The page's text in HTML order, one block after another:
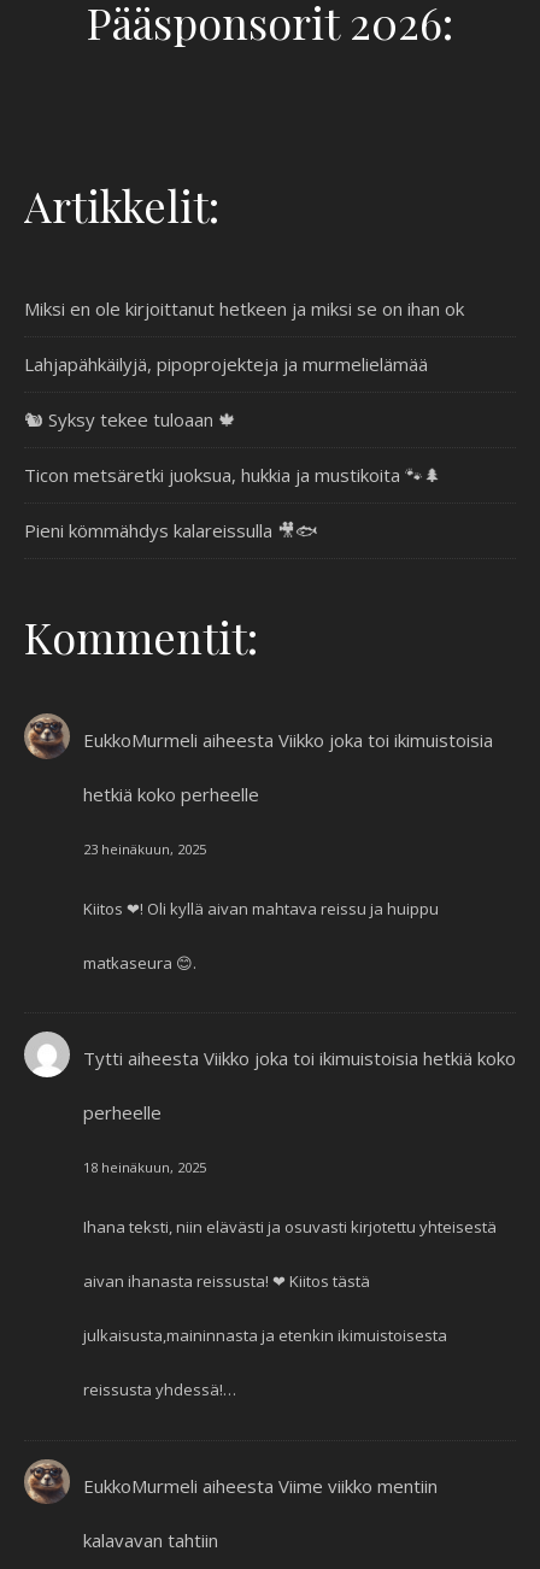
Pääsponsorit 2026:
Artikkelit:
Miksi en ole kirjoittanut hetkeen ja miksi se on ihan ok
Lahjapähkäilyjä, pipoprojekteja ja murmelielämää
🐿️ Syksy tekee tuloaan 🍁
Ticon metsäretki juoksua, hukkia ja mustikoita 🐾🌲
Pieni kömmähdys kalareissulla 🎥🐟
Kommentit:
EukkoMurmeli aiheesta Viikko joka toi ikimuistoisia
hetkiä koko perheelle
23 heinäkuun, 2025
Kiitos ❤! Oli kyllä aivan mahtava reissu ja huippu
matkaseura 😊.
Tytti aiheesta Viikko joka toi ikimuistoisia hetkiä koko
perheelle
18 heinäkuun, 2025
Ihana teksti, niin elävästi ja osuvasti kirjotettu yhteisestä
aivan ihanasta reissusta! ❤ Kiitos tästä
julkaisusta,maininnasta ja etenkin ikimuistoisesta
reissusta yhdessä!…
EukkoMurmeli aiheesta Viime viikko mentiin
kalavavan tahtiin